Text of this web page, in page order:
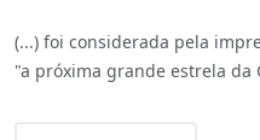
(...) foi considerada pela
"a próxima grande estrela da